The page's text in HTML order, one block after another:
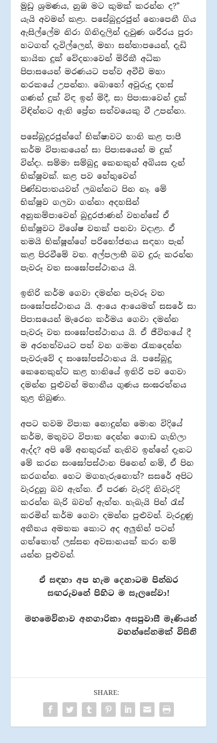
මුඩු ශ්‍රමණය, නුඹ මට කුමක් කරන්න ද?”
යැයි අවමන් කළා. පසේබුදුරජුන් නොපෙනී ගිය
ඇසිල්ලේම නිරා ගිනිදැලින් දැවුණ ශරීරය පුරා
හටගත් දැවිල්ලෙන්, මහා සන්තාපයෙන්, දැඩි
කායික දුක් වේදනාවෙන් මිරිකී අධික
පිපාසයෙන් මරණයට පත්ව අවීචි මහා
නරකයේ උපන්නා. බොහෝ අවුරුදු දහස්
ගණන් දුක් විඳ ඉන් මිදී, සා පිපාසාවෙන් දුක්
විඳින්නට ඇති ප්‍රේත සත්වයෙකු වී උපන්නා.
පසේබුදුරජුන්ගේ භික්ෂාවට හානි කළ පාපී
කර්ම විපාකයෙන් සා පිපාසයෙන් ම දුක්
වින්දා. සම්මා සම්බුදු කෙනකුන් අබියස දැන්
භික්ෂුවක්. කළ පව හේතුවෙන්
පිණ්ඩපාතයවත් ලබන්නට පින නෑ. මේ
භික්ෂුව ගලවා ගන්නා අදහසින්
අනුකම්පාවෙන් බුදුරජාණන් වහන්සේ ඒ
භික්ෂුවට විශේෂ වතක් පනවා වදාළා. ඒ
තමයි භික්ෂූන්ගේ පරිභෝජනය සඳහා පැන්
කළ පිරවීමේ වත. අල්පලාභී බව දුරු කරන්න
පැවරූ වත සංඝෝපස්ථානය යි.
ඉතිරි කර්ම ගෙවා දමන්න පැවරූ වත
සංඝෝපස්ථානය යි. ආයෙ ආයෙමත් සසරේ සා
පිපාසයෙන් මැරෙන කර්මය ගෙවා දමන්න
පැවරූ වත සංඝෝපස්ථානය යි. ඒ ජීවිතයේ දී
ම අරහත්වයට පත් වන ගමන රැකදෙන්න
පැවරුවේ ද සංඝෝපස්ථානය යි. පසේබුදු
කෙනෙකුන්ට කළ හානියේ ඉතිරි පව ගෙවා
දමන්න පුළුවන් මහානීය ගුණය සංඝරත්නය
තුළ තිබුණා.
අපට තවම විපාක නොදුන්න මොන විදියේ
කර්ම, මතුවට විපාක දෙන්න ගොඩ ගැහිලා
ඇද්ද? අපි මේ අනතුරක් නැතිව ඉන්නේ දැනට
මේ කරන සංඝෝපස්ථාන පිනෙන් නම්, ඒ පින
කරගන්න. හෙට මගහැරුනොත්? සසරේ අපිට
වැරදුනු බව ඇත්ත. ඒ පරණ වැරදි නිවැරදි
කරන්න බැරි බවත් ඇත්ත. හැබැයි පින් රැස්
කරමින් කර්ම ගෙවා දමන්න පුළුවන්. වැරදුණු
අතීතය අමතක කොට අද අලුතින් පටන්
ගත්තොත් ලස්සන අවසානයක් කරා නම්
යන්න පුළුවන්.
ඒ සඳහා අප හැම දෙනාටම පින්බර
සඟරුවනේ පිහිට ම සැලසේවා!
මහමෙව්නාව අනගාරිකා අසපුවාසී මෑණියන්
වහන්සේනමක් විසිනි
SHARE: